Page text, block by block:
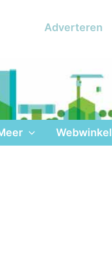
Adverteren
Webwinkel